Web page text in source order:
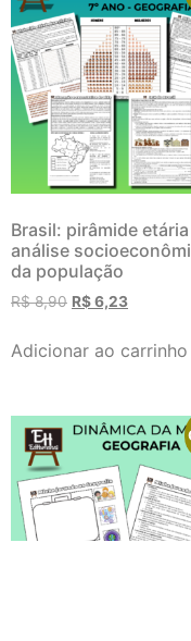
Brasil: pirâmide
análise
da população
R$8,90 R$6,23
Adicionar ao carrinho